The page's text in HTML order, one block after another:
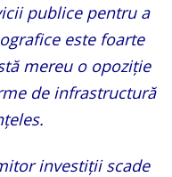
publice pentru a
este foarte
mereu o opoziție
de infrastructură
investiții scade